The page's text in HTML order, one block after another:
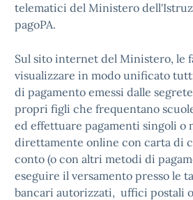
telematici del Ministero
pagoPA.
Sul sito internet del Ministero, le
visualizzare in modo unificato
di pagamento emessi dalle
propri figli che frequentano
ed effettuare pagamenti singoli o
direttamente online con carta di
conto (o con altri metodi di
eseguire il versamento presso le
bancari autorizzati, uffici postali